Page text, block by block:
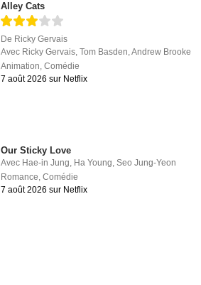
Alley Cats
De Ricky Gervais
Avec Ricky Gervais,Tom Basden,Andrew Brooke
Animation,Comédie
7 août 2026 sur Netflix
Our Sticky Love
Avec Hae-in Jung, Ha Young,Seo Jung-Yeon
Romance,Comédie
7 août 2026 sur Netflix